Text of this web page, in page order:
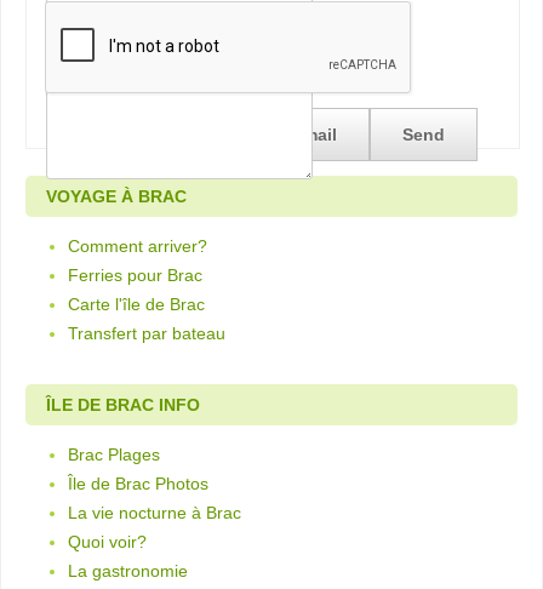
VOYAGE À BRAC
Comment arriver?
Ferries pour Brac
Carte l'île de Brac
Transfert par bateau
ÎLE DE BRAC INFO
Brac Plages
Île de Brac Photos
La vie nocturne à Brac
Quoi voir?
La gastronomie